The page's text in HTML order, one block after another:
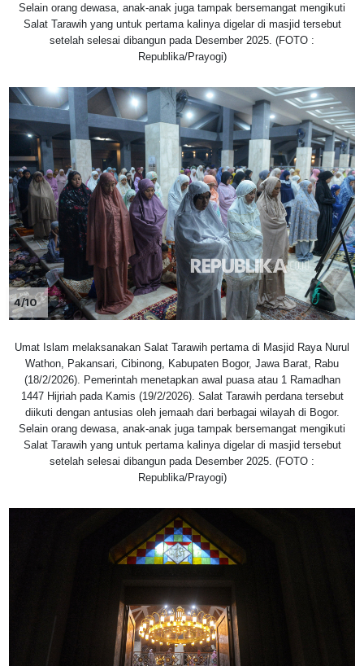
Selain orang dewasa, anak-anak juga tampak bersemangat mengikuti
Salat Tarawih yang untuk pertama kalinya digelar di masjid tersebut
setelah selesai dibangun pada Desember 2025. (FOTO :
Republika/Prayogi)
4/10
Umat Islam melaksanakan Salat Tarawih pertama di Masjid Raya Nurul
Wathon, Pakansari, Cibinong, Kabupaten Bogor, Jawa Barat, Rabu
(18/2/2026). Pemerintah menetapkan awal puasa atau 1 Ramadhan
1447 Hijriah pada Kamis (19/2/2026). Salat Tarawih perdana tersebut
diikuti dengan antusias oleh jemaah dari berbagai wilayah di Bogor.
Selain orang dewasa, anak-anak juga tampak bersemangat mengikuti
Salat Tarawih yang untuk pertama kalinya digelar di masjid tersebut
setelah selesai dibangun pada Desember 2025. (FOTO :
Republika/Prayogi)